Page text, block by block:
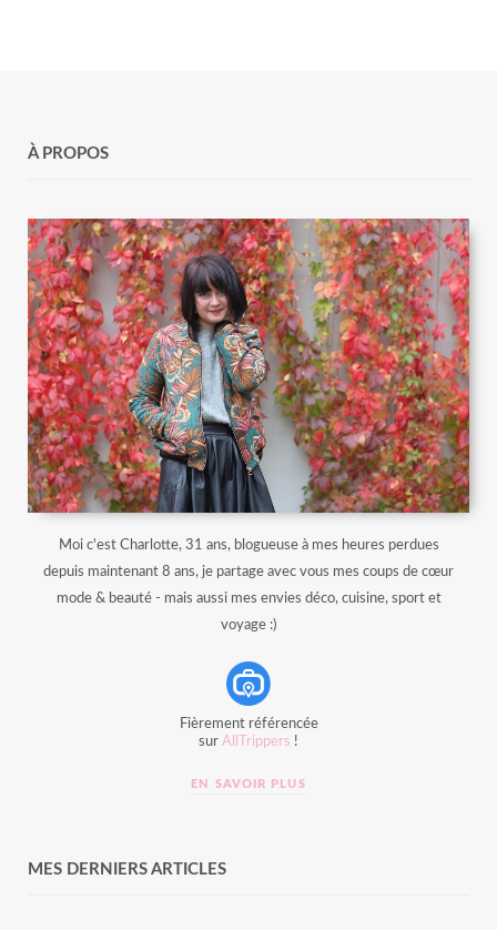
À PROPOS
Moi c'est Charlotte, 31 ans, blogueuse à mes heures perdues
depuis maintenant 8 ans, je partage avec vous mes coups de cœur
mode & beauté - mais aussi mes envies déco, cuisine, sport et
voyage :)
Fièrement référencée
sur AllTrippers !
EN SAVOIR PLUS
MES DERNIERS ARTICLES